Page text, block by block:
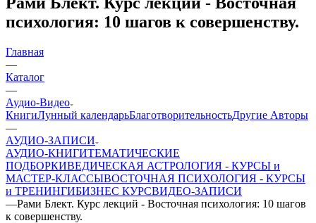
психология: 10 шагов к совершенству.
Главная
—
Каталог
—
Аудио-Видео
КнигиЛунный календарьБлаготворительностьДругие Aвторы
—
АУДИО-ЗАПИСИ
АУДИО-КНИГИТЕМАТИЧЕСКИЕ
ПОДБОРКИВЕДИЧЕСКАЯ АСТРОЛОГИЯ - КУРСЫ и
МАСТЕР-КЛАССЫВОСТОЧНАЯ ПСИХОЛОГИЯ - КУРСЫ
и ТРЕНИНГИБИЗНЕС КУРСВИДЕО-ЗАПИСИ
—Рами Блект. Курс лекций - Восточная психология: 10 шагов
к совершенству.